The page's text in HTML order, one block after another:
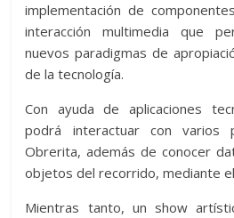
implementación de
interacción multimedia que
nuevos paradigmas de
de la tecnología.
Con ayuda de aplicaciones
podrá interactuar con varios
Obrerita, además de conocer
objetos del recorrido, mediante
Mientras tanto, un show